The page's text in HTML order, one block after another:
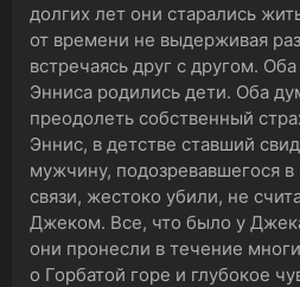
долгих лет они старались
от времени не выдерживая
встречаясь друг с другом.
Энниса родились дети. Оба
преодолеть собственный
Эннис, в детстве ставший
мужчину, подозревавшегося в
связи, жестоко убили, не
Джеком. Все, что было у
они пронесли в течение
о Горбатой горе и глубокое